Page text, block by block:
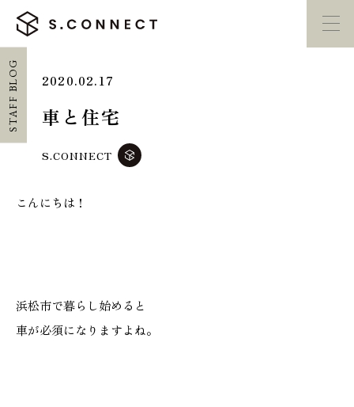
HOME
エスコネについて
家づくり勉強会
STAFF BLOG 2020.02.17
車と住宅
S.CONNECT
こんにちは！
浜松市で暮らし始めると
車が必須になりますよね。